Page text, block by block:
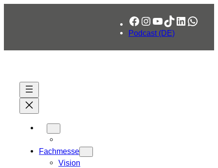
Facebook
Instagram
YouTube
TikTok
LinkedIn
Podcast (DE)
Fachmesse
Vision